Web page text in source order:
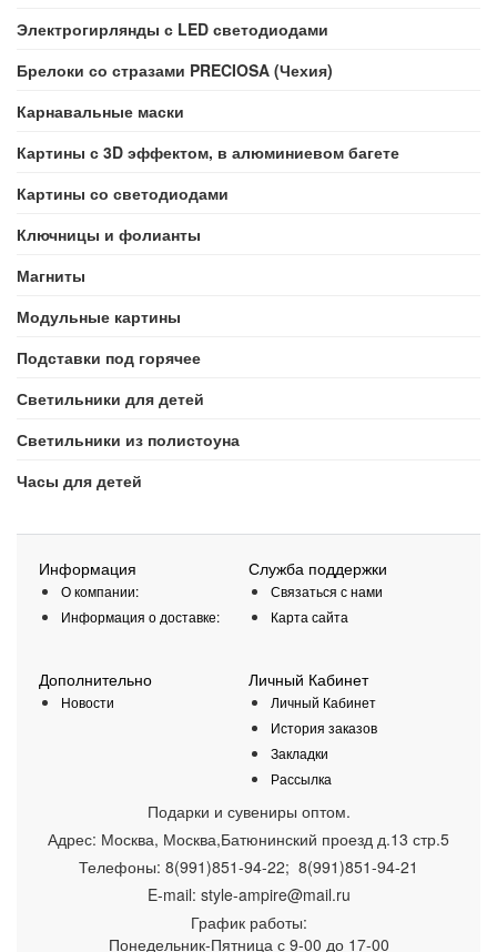
Электрогирлянды с LED светодиодами
Брелоки со стразами PRECIOSA (Чехия)
Карнавальные маски
Картины с 3D эффектом, в алюминиевом багете
Картины со светодиодами
Ключницы и фолианты
Магниты
Модульные картины
Подставки под горячее
Светильники для детей
Светильники из полистоуна
Часы для детей
Информация
О компании:
Информация о доставке:
Служба поддержки
Связаться с нами
Карта сайта
Дополнительно
Новости
Личный Кабинет
Личный Кабинет
История заказов
Закладки
Рассылка
Подарки и сувениры оптом.
Адрес: Москва, Москва,Батюнинский проезд д.13 стр.5
Телефоны: 8(991)851-94-22; 8(991)851-94-21
E-mail: style-ampire@mail.ru
График работы:
Понедельник-Пятницас 9-00 до 17-00